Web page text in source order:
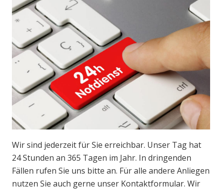
Wir sind jederzeit für Sie erreichbar. Unser Tag hat
24 Stunden an 365 Tagen im Jahr. In dringenden
Fällen rufen Sie uns bitte an. Für alle andere Anliegen
nutzen Sie auch gerne unser Kontaktformular. Wir